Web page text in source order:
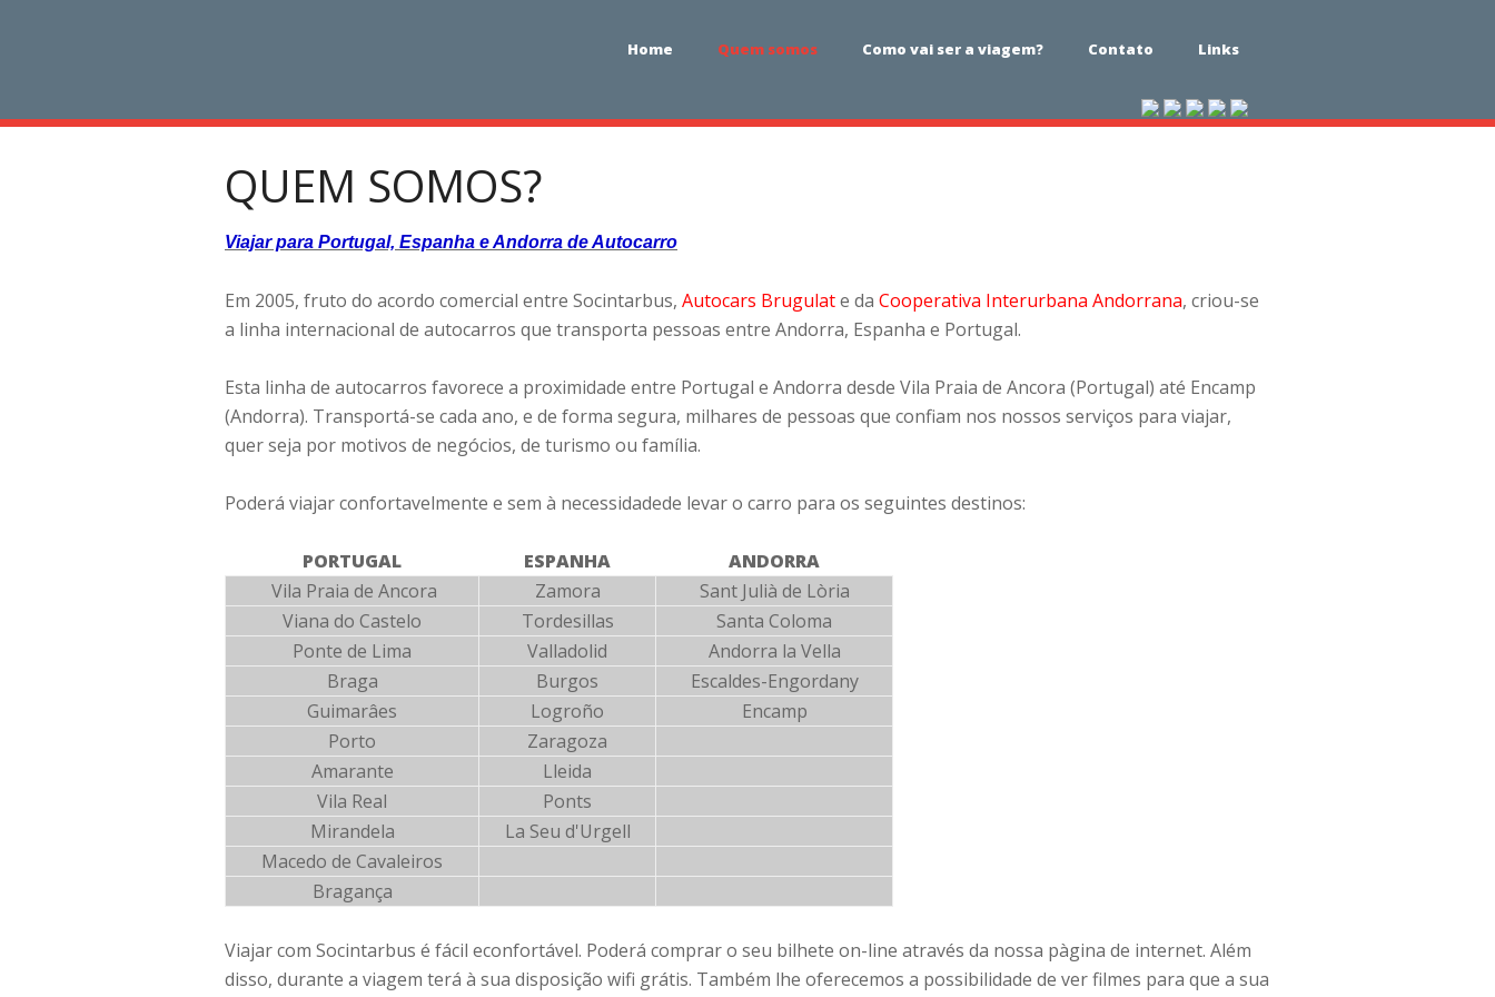
Home Quem somos Como vai ser a viagem? Contato Links
QUEM SOMOS?
Viajar para Portugal, Espanha e Andorra de Autocarro
Em 2005, fruto do acordo comercial entre Socintarbus, Autocars Brugulate da Cooperativa Interurbana Andorrana, criou-se
a linha internacional de autocarros que transporta pessoas entre Andorra, Espanha e Portugal.
Esta linha de autocarros favorece a proximidade entre Portugal e Andorra desde Vila Praia de Ancora (Portugal) até Encamp
(Andorra). Transportá-se cada ano, e de forma segura, milhares de pessoas que confiam nos nossos serviços para viajar,
quer seja por motivos de negócios, de turismo ou família.
Poderá viajar confortavelmente e sem à necessidadede levar o carro para os seguintes destinos:
PORTUGAL ESPANHA
ANDORRA
Vila Praia de Ancora
Zamora
Sant Julià de Lòria
Viana do Castelo
Tordesillas
Santa Coloma
Ponte de Lima
Valladolid
Andorra la Vella
Braga
Burgos
Escaldes-Engordany
Guimarâes
Logroño
Encamp
Porto
Zaragoza
Amarante
Lleida
Vila Real
Ponts
Mirandela
La Seu d'Urgell
Macedo de Cavaleiros
Bragança
Viajar com Socintarbus é fácil econfortável. Poderá comprar o seu bilhete on-line através da nossa pàgina de internet. Além
disso, durante a viagem terá à sua disposição wifi grátis. Também lhe oferecemos a possibilidade de ver filmes para que a sua